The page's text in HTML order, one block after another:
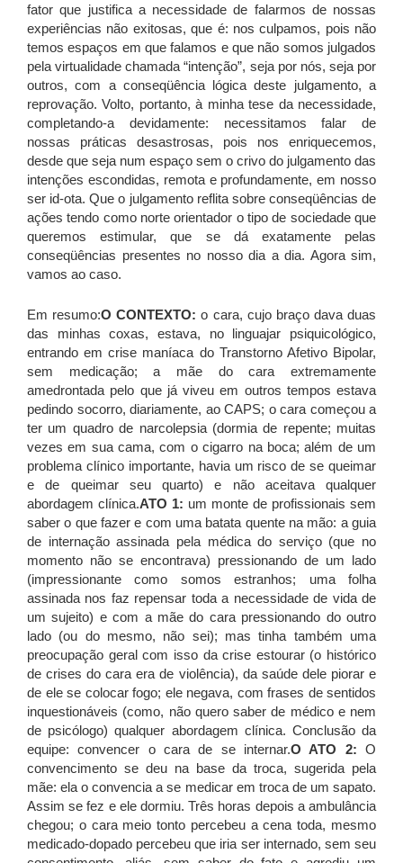
fator que justifica a necessidade de falarmos de nossas
experiências não exitosas, que é: nos culpamos, pois não
temos espaços em que falamos e que não somos julgados
pela virtualidade chamada “intenção”, seja por nós, seja por
outros, com a conseqüência lógica deste julgamento, a
reprovação. Volto, portanto, à minha tese da necessidade,
completando-a devidamente: necessitamos falar de
nossas práticas desastrosas, pois nos enriquecemos,
desde que seja num espaço sem o crivo do julgamento das
intenções escondidas, remota e profundamente, em nosso
ser id-ota. Que o julgamento reflita sobre conseqüências de
ações tendo como norte orientador o tipo de sociedade que
queremos estimular, que se dá exatamente pelas
conseqüências presentes no nosso dia a dia. Agora sim,
vamos ao caso.
Em resumo:O CONTEXTO: o cara, cujo braço dava duas
das minhas coxas, estava, no linguajar psiquicológico,
entrando em crise maníaca do Transtorno Afetivo Bipolar,
sem medicação; a mãe do cara extremamente
amedrontada pelo que já viveu em outros tempos estava
pedindo socorro, diariamente, ao CAPS; o cara começou a
ter um quadro de narcolepsia (dormia de repente; muitas
vezes em sua cama, com o cigarro na boca; além de um
problema clínico importante, havia um risco de se queimar
e de queimar seu quarto) e não aceitava qualquer
abordagem clínica.ATO 1: um monte de profissionais sem
saber o que fazer e com uma batata quente na mão: a guia
de internação assinada pela médica do serviço (que no
momento não se encontrava) pressionando de um lado
(impressionante como somos estranhos; uma folha
assinada nos faz repensar toda a necessidade de vida de
um sujeito) e com a mãe do cara pressionando do outro
lado (ou do mesmo, não sei); mas tinha também uma
preocupação geral com isso da crise estourar (o histórico
de crises do cara era de violência), da saúde dele piorar e
de ele se colocar fogo; ele negava, com frases de sentidos
inquestionáveis (como, não quero saber de médico e nem
de psicólogo) qualquer abordagem clínica. Conclusão da
equipe: convencer o cara de se internar.O ATO 2: O
convencimento se deu na base da troca, sugerida pela
mãe: ela o convencia a se medicar em troca de um sapato.
Assim se fez e ele dormiu. Três horas depois a ambulância
chegou; o cara meio tonto percebeu a cena toda, mesmo
medicado-dopado percebeu que iria ser internado, sem seu